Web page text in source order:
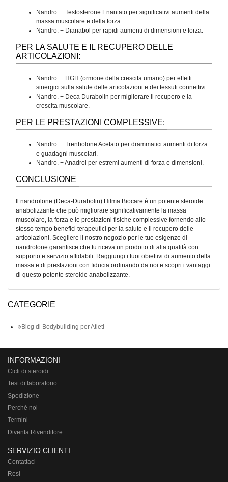
Nandro. + Testosterone Enantato per significativi aumenti della
massa muscolare e della forza.
Nandro. + Dianabol per rapidi aumenti di dimensioni e forza.
PER LA SALUTE E IL RECUPERO DELLE
ARTICOLAZIONI:
Nandro. + HGH (ormone della crescita umano) per effetti
sinergici sulla salute delle articolazioni e dei tessuti connettivi.
Nandro. + Deca Durabolin per migliorare il recupero e la
crescita muscolare.
PER LE PRESTAZIONI COMPLESSIVE:
Nandro. + Trenbolone Acetato per drammatici aumenti di forza
e guadagni muscolari.
Nandro. + Anadrol per estremi aumenti di forza e dimensioni.
CONCLUSIONE
Il nandrolone (Deca-Durabolin) Hilma Biocare è un potente steroide
anabolizzante che può migliorare significativamente la massa
muscolare, la forza e le prestazioni fisiche complessive fornendo allo
stesso tempo benefici terapeutici per la salute e il recupero delle
articolazioni. Scegliere il nostro negozio per le tue esigenze di
nandrolone garantisce che tu riceva un prodotto di alta qualità con
supporto e servizio affidabili. Raggiungi i tuoi obiettivi di aumento della
massa e di prestazioni con fiducia ordinando da noi e scopri i vantaggi
di questo potente steroide anabolizzante.
CATEGORIE
Blog di Bodybuilding per Atleti
INFORMAZIONI
Cicli di steroidi
Test di laboratorio
Spedizione
Perché noi
Termini
Diventa Rivenditore
SERVIZIO CLIENTI
Contattaci
Resi